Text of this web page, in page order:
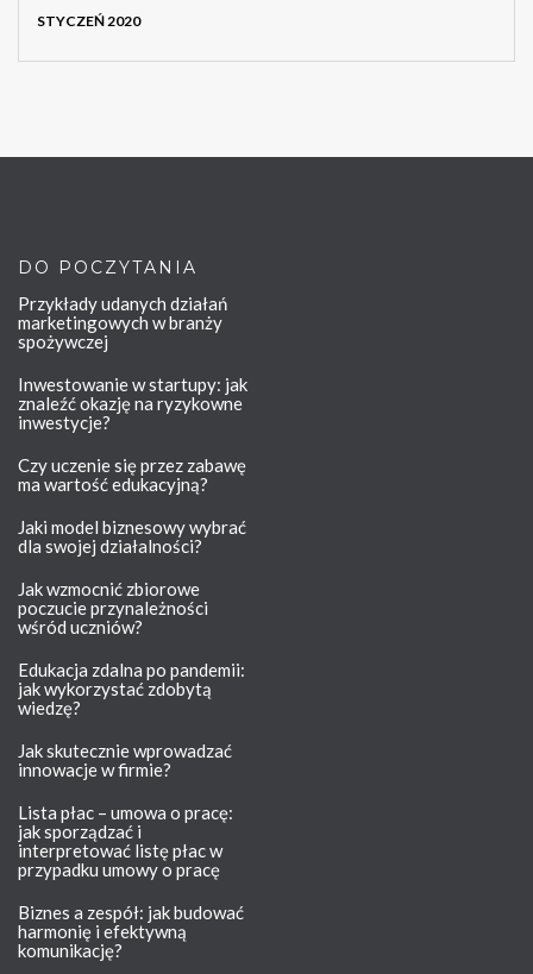
STYCZEŃ 2020
DO POCZYTANIA
Przykłady udanych działań
marketingowych w branży
spożywczej
Inwestowanie w startupy: jak
znaleźć okazję na ryzykowne
inwestycje?
Czy uczenie się przez zabawę
ma wartość edukacyjną?
Jaki model biznesowy wybrać
dla swojej działalności?
Jak wzmocnić zbiorowe
poczucie przynależności
wśród uczniów?
Edukacja zdalna po pandemii:
jak wykorzystać zdobytą
wiedzę?
Jak skutecznie wprowadzać
innowacje w firmie?
Lista płac – umowa o pracę:
jak sporządzać i
interpretować listę płac w
przypadku umowy o pracę
Biznes a zespół: jak budować
harmonię i efektywną
komunikację?